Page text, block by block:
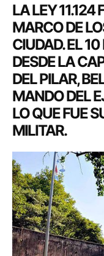
LA LEY 11.124
MARCO DE
CIUDAD. EL
DESDE LA
DEL PILAR,
MANDO DEL
LO QUE FUE
MILITAR.